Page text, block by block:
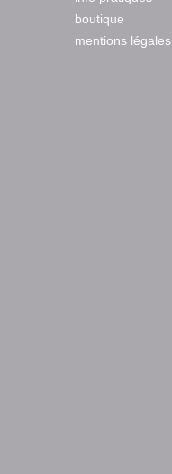
boutique
mentions légales